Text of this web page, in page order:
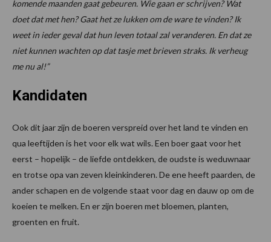
komende maanden gaat gebeuren. Wie gaan er schrijven? Wat
doet dat met hen? Gaat het ze lukken om de ware te vinden? Ik
weet in ieder geval dat hun leven totaal zal veranderen. En dat ze
niet kunnen wachten op dat tasje met brieven straks. Ik verheug
me nu al!”
Kandidaten
Ook dit jaar zijn de boeren verspreid over het land te vinden en
qua leeftijden is het voor elk wat wils. Een boer gaat voor het
eerst – hopelijk – de liefde ontdekken, de oudste is weduwnaar
en trotse opa van zeven kleinkinderen. De ene heeft paarden, de
ander schapen en de volgende staat voor dag en dauw op om de
koeien te melken. En er zijn boeren met bloemen, planten,
groenten en fruit.